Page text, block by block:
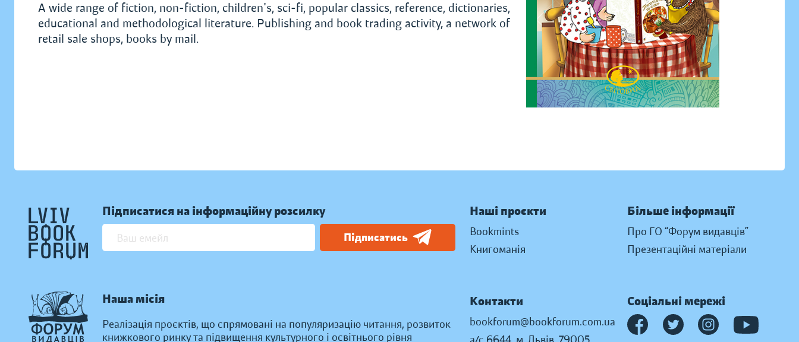
A wide range of fiction, non-fiction, children's, sci-fi, popular classics, reference, dictionaries,
educational and methodological literature. Publishing and book trading activity, a network of
retail sale shops, books by mail.
Підписатися на інформаційну розсилку
Підписатись
Наша місія
Реалізація проєктів, що спрямовані на популяризацію читання, розвиток
книжкового ринку та підвищення культурного і освітнього рівня
Наші проєкти
Bookmints
Книгоманія
Більше інформації
Про ГО “Форум видавців”
Презентаційні матеріали
Контакти
bookforum@bookforum.com.ua
Соціальні мережі